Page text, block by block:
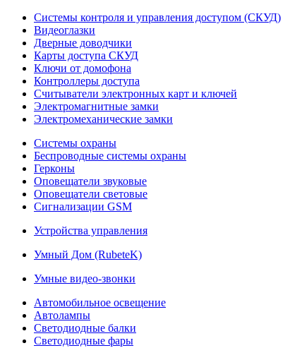
Системы контроля и управления доступом (СКУД)
Видеоглазки
Дверные доводчики
Карты доступа СКУД
Ключи от домофона
Контроллеры доступа
Считыватели электронных карт и ключей
Электромагнитные замки
Электромеханические замки
Системы охраны
Беспроводные системы охраны
Герконы
Оповещатели звуковые
Оповещатели световые
Сигнализации GSM
Устройства управления
Умный Дом (RubeteK)
Умные видео-звонки
Автомобильное освещение
Автолампы
Светодиодные балки
Светодиодные фары